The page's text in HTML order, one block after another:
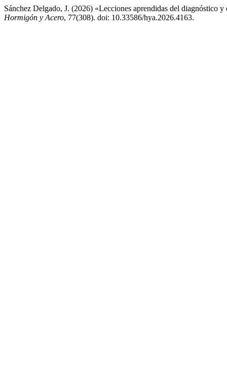
Sánchez Delgado, J. (2026) «Lecciones aprendidas del diagnóstico
Hormigón y Acero, 77(308). doi: 10.33586/hya.2026.4163.